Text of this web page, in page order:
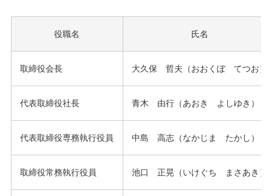
役職名 氏名
取締役会長 大久保 哲夫（おおくぼ てつお）
代表取締役社長 青木 由行（あおき よしゆき）
代表取締役専務執行役員 中島 高志（なかじま たかし）
取締役常務執行役員 池口 正晃（いけぐち まさあき）